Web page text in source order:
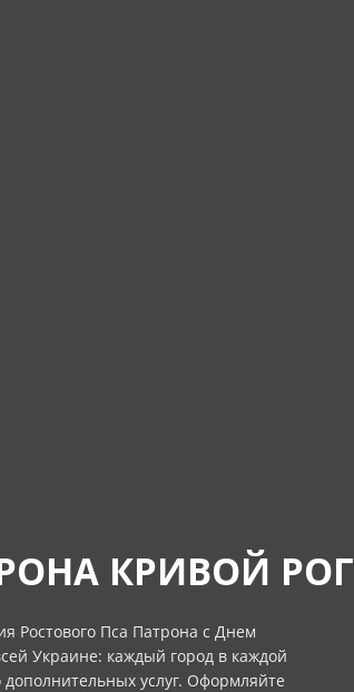
КРИВОЙ РОГ
Ростового Пса Патрона с Днем
Украине: каждый город в каждой
дополнительных услуг. Оформляйте